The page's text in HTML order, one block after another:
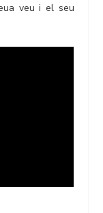
veu i el seu